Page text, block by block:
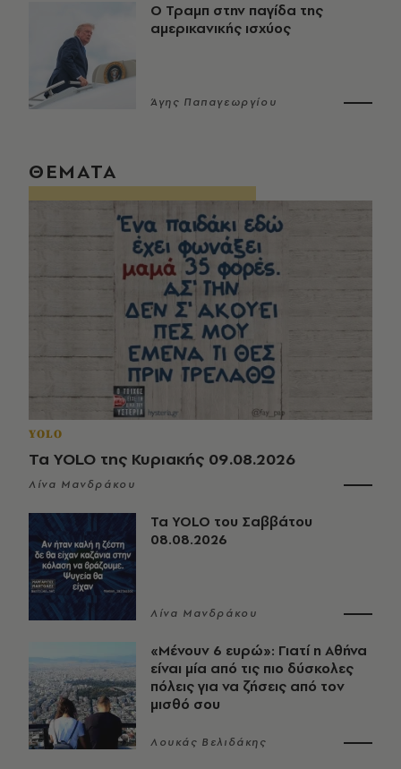
Ο Τραμπ στην παγίδα της
αμερικανικής ισχύος
Άγης Παπαγεωργίου
ΘΕΜΑΤΑ
YOLO
Τα YOLO της Κυριακής 09.08.2026
Λίνα Μανδράκου
Τα YOLO του Σαββάτου
08.08.2026
Λίνα Μανδράκου
«Μένουν 6 ευρώ»: Γιατί η Αθήνα
είναι μία από τις πιο δύσκολες
πόλεις για να ζήσεις από τον
μισθό σου
Λουκάς Βελιδάκης